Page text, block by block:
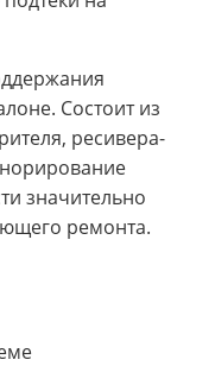
Состоит из
ресивера-
значительно
ремонта.